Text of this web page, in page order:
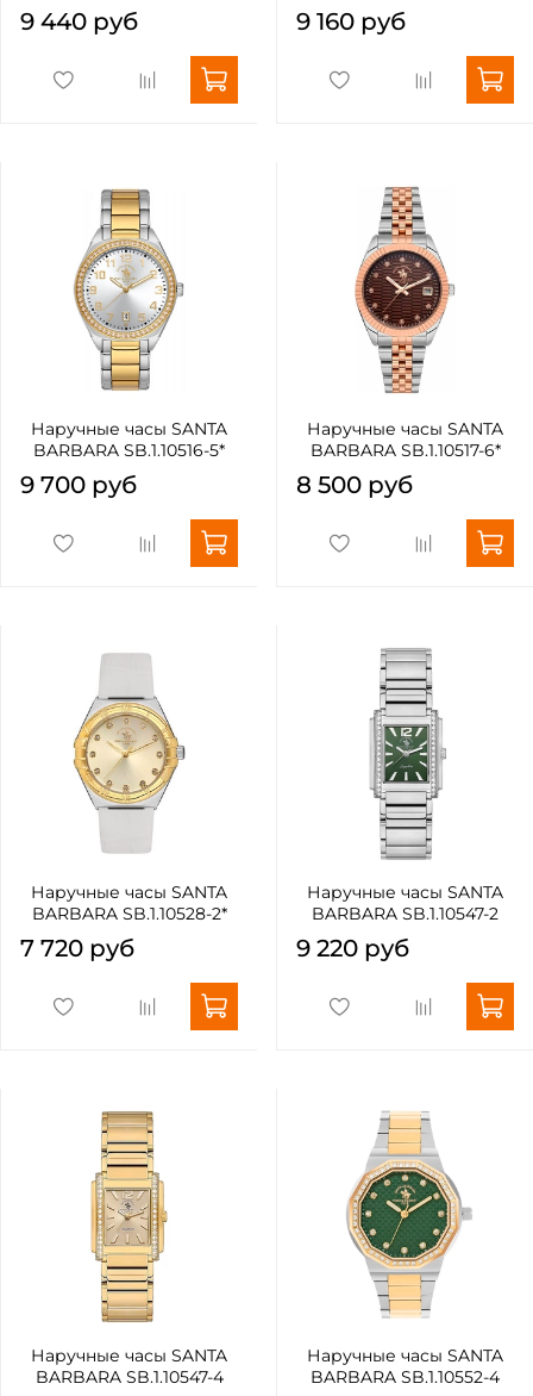
9 440 руб 9 160 руб
Наручные часы SANTA
BARBARA SB.1.10516-5*
9 700 руб
Наручные часы SANTA
BARBARA SB.1.10517-6*
8 500 руб
Наручные часы SANTA
BARBARA SB.1.10528-2*
7 720 руб
Наручные часы SANTA
BARBARA SB.1.10547-2
9 220 руб
Наручные часы SANTA
BARBARA SB.1.10547-4
Наручные часы SANTA
BARBARA SB.1.10552-4